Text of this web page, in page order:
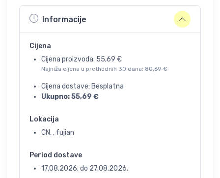
Informacije
Cijena
Cijena proizvoda: 55,69 €
Najniža cijena u prethodnih 30 dana: 80,69 €
Cijena dostave: Besplatna
Ukupno:55,69 €
Lokacija
CN, , fujian
Period dostave
17.08.2026. do 27.08.2026.